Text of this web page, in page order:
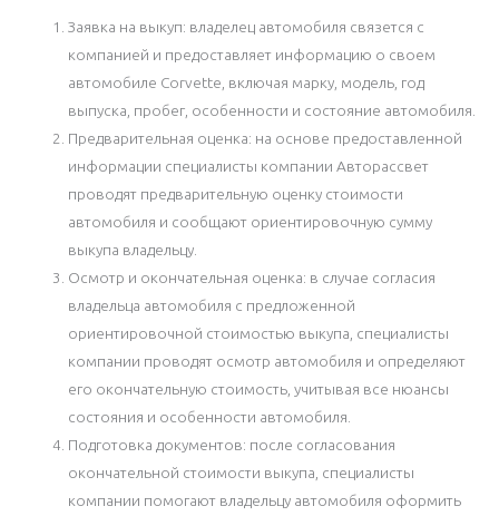
Заявка на выкуп: владелец автомобиля связется с
компанией и предоставляет информацию о своем
автомобиле Corvette, включая марку, модель, год
выпуска, пробег, особенности и состояние автомобиля.
Предварительная оценка: на основе предоставленной
информации специалисты компании Авторассвет
проводят предварительную оценку стоимости
автомобиля и сообщают ориентировочную сумму
выкупа владельцу.
Осмотр и окончательная оценка: в случае согласия
владельца автомобиля с предложенной
ориентировочной стоимостью выкупа, специалисты
компании проводят осмотр автомобиля и определяют
его окончательную стоимость, учитывая все нюансы
состояния и особенности автомобиля.
Подготовка документов: после согласования
окончательной стоимости выкупа, специалисты
компании помогают владельцу автомобиля оформить